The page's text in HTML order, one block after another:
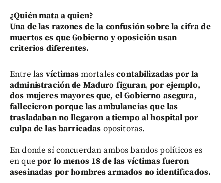
¿Quién mata a quien?
Una de las razones de la confusión sobre la cifra de
muertos es que Gobierno y oposición usan
criterios diferentes.
Entre las víctimasmortalescontabilizadas por la
administración de Maduro figuran, por ejemplo,
dos mujeres mayores que, el Gobierno asegura,
fallecieron porque las ambulancias que las
trasladaban no llegaron a tiempo al hospital por
culpa de las barricadas opositoras.
En donde sí concuerdan ambos bandos políticos es
en quepor lo menos 18 de las víctimas fueron
asesinadas por hombres armados no identificados.